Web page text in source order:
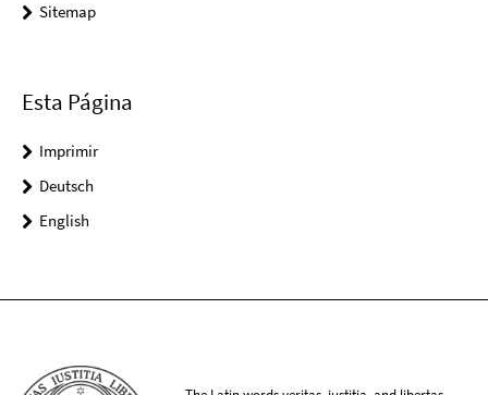
Sitemap
Esta Página
Imprimir
Deutsch
English